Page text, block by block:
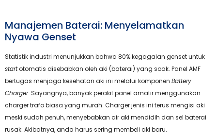
Manajemen Baterai: Menyelamatkan
Nyawa Genset
Statistik industri menunjukkan bahwa 80% kegagalan genset untuk
startotomatis disebabkan oleh aki (baterai) yang soak. Panel AMF
bertugas menjaga kesehatan aki ini melalui komponen Battery
Charger. Sayangnya, banyak perakit panel amatir menggunakan
charger trafo biasa yang murah. Charger jenis ini terus mengisi aki
meski sudah penuh, menyebabkan air aki mendidih dan sel baterai
rusak. Akibatnya, anda harus sering membeli aki baru.